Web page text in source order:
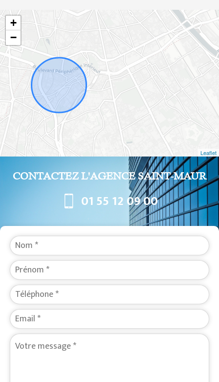
+
−
Leaflet
CONTACTEZ L'AGENCE SAINT-MAUR
01 55 12 09 00